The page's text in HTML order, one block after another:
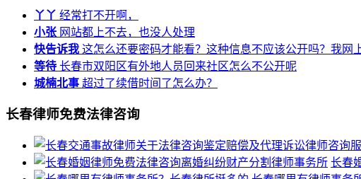
丫丫 经常打不开啊，
小张 网站都上不去，也没人处理
快告诉我 这怎么还要密码才能看？这种信息不应该公开吗？我网
等待 长春市双阳区有外地人员回来社区怎么不公开呢
城楠北事 超过了续借时间了怎么办？
长春律师免费法律咨询
长春